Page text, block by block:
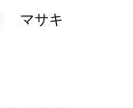
マサキ